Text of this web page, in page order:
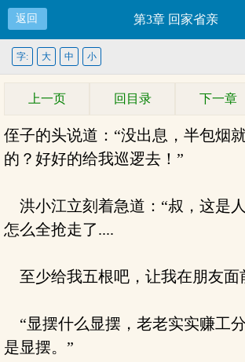
返回 第3章 回家省亲
字: 大 中 小
上一页 回目录 下一章
侄子的头说道：“没出息，半包烟
的？好好的给我巡逻去！”
洪小江立刻着急道：“叔，这是
怎么全抢走了....
至少给我五根吧，让我在朋友面
“显摆什么显摆，老老实实赚工
是显摆。”